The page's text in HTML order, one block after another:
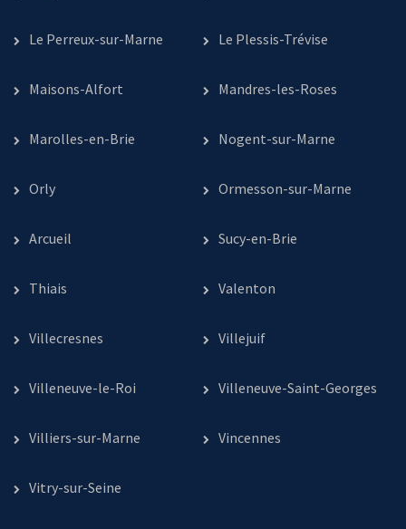
Le Perreux-sur-Marne Le Plessis-Trévise
Maisons-Alfort Mandres-les-Roses
Marolles-en-Brie Nogent-sur-Marne
Orly Ormesson-sur-Marne
Arcueil Sucy-en-Brie
Thiais Valenton
Villecresnes Villejuif
Villeneuve-le-Roi Villeneuve-Saint-Georges
Villiers-sur-Marne Vincennes
Vitry-sur-Seine